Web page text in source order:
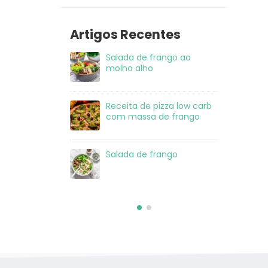
Artigos Recentes
Salada de Atum
Lasanha Low Carb
Salmão com crosta de